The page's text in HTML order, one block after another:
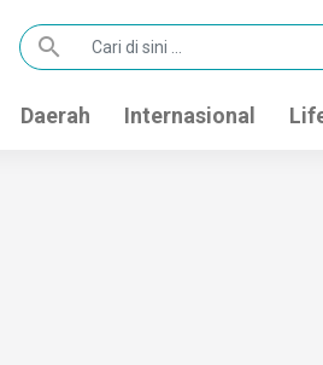
search
Daerah Internasional